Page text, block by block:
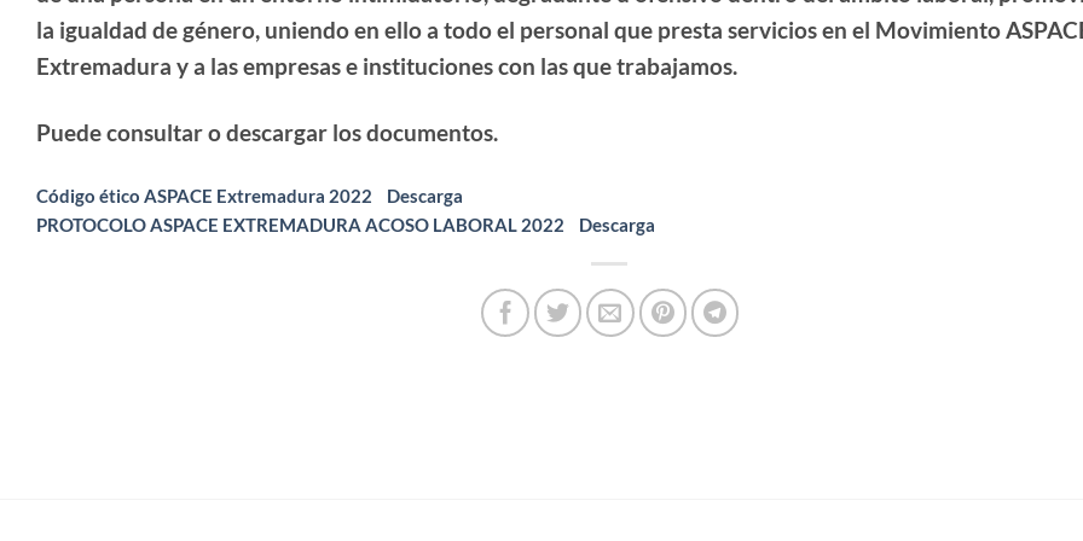
la igualdad de género, uniendo en ello a todo el personal que presta servicios en el Movimiento
Extremadura y a las empresas e instituciones con las que trabajamos.
Puede consultar o descargar los documentos.
Código ético ASPACE Extremadura 2022
Descarga
PROTOCOLO ASPACE EXTREMADURA ACOSO LABORAL 2022
Descarga